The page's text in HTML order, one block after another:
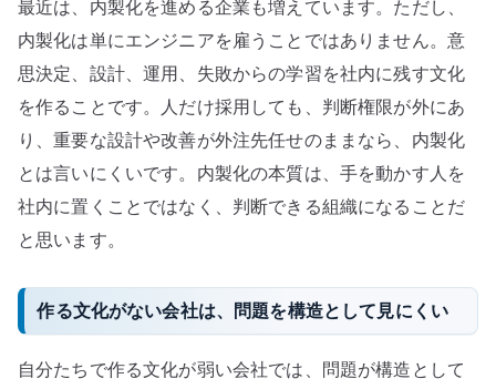
最近は、内製化を進める企業も増えています。ただし、
内製化は単にエンジニアを雇うことではありません。意
思決定、設計、運用、失敗からの学習を社内に残す文化
を作ることです。人だけ採用しても、判断権限が外にあ
り、重要な設計や改善が外注先任せのままなら、内製化
とは言いにくいです。内製化の本質は、手を動かす人を
社内に置くことではなく、判断できる組織になることだ
と思います。
作る文化がない会社は、問題を構造として見にくい
自分たちで作る文化が弱い会社では、問題が構造として